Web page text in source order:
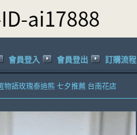
會員登入 會員登出 訂購流程
物語玫瑰泰迪熊 七夕推薦 台南花店